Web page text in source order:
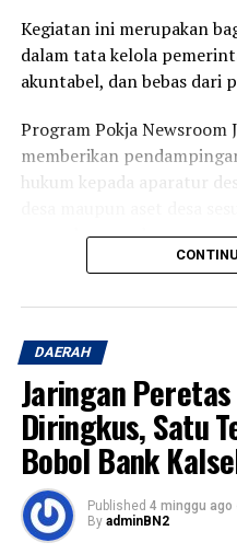
Kegiatan ini merupakan
dalam tata kelola
akuntabel, dan bebas dari
Program Pokja Newsroom
memberikan
hukum kepada aparatur
perundang-undangan.
Program Jaksa Garda
Kejaksaan Agung RI.
Pelantikan Pokja
Lampung dilakukan
Pusat, Firdaus. Sementara
Jaga Desa tingkat
Provinsi Lampung, Donny
Ketua Umum SMSI Pusat
DAERAH
Jaringan
Diringkus, Satu
Bobol Bank
Published 4 minggu ago
By adminBN2